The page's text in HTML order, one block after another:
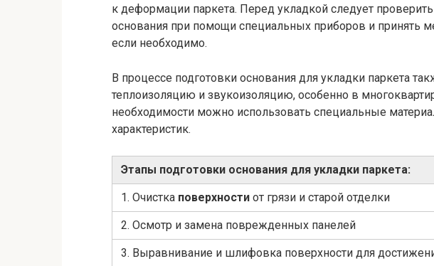
к деформации паркета. Перед укладкой следует
основания при помощи специальных приборов и принять
если необходимо.
В процессе подготовки основания для укладки паркета
теплоизоляцию и звукоизоляцию, особенно в
необходимости можно использовать специальные
характеристик.
Этапы подготовки основания для укладки паркета:
1. Очистка поверхности от грязи и старой отделки
2. Осмотр и замена поврежденных панелей
3. Выравнивание и шлифовка поверхности для